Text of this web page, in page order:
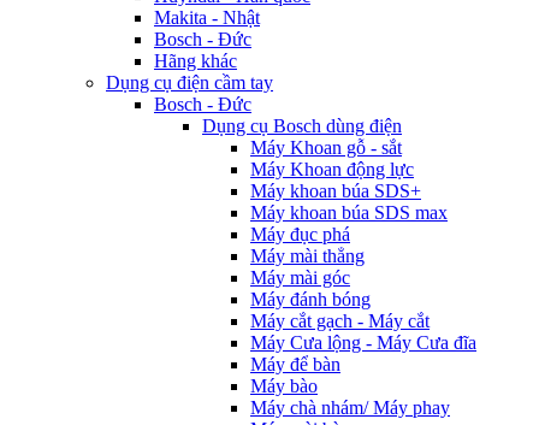
Makita - Nhật
Bosch - Đức
Hãng khác
Dụng cụ điện cầm tay
Bosch - Đức
Dụng cụ Bosch dùng điện
Máy Khoan gỗ - sắt
Máy Khoan động lực
Máy khoan búa SDS+
Máy khoan búa SDS max
Máy đục phá
Máy mài thẳng
Máy mài góc
Máy đánh bóng
Máy cắt gạch - Máy cắt
Máy Cưa lộng - Máy Cưa đĩa
Máy để bàn
Máy bào
Máy chà nhám/ Máy phay